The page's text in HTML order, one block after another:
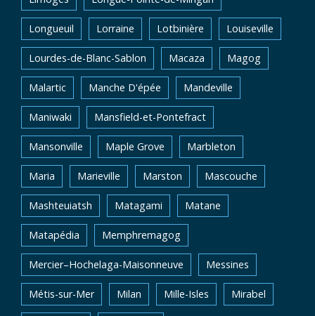
Longueuil Lorraine Lotbinière Louiseville
Lourdes-de-Blanc-Sablon Macaza Magog
Malartic Manche D'épée Mandeville
Maniwaki Mansfield-et-Pontefract
Mansonville Maple Grove Marbleton
Maria Marieville Marston Mascouche
Mashteuiatsh Matagami Matane
Matapédia Memphremagog
Mercier–Hochelaga-Maisonneuve Messines
Métis-sur-Mer Milan Mille-Isles Mirabel